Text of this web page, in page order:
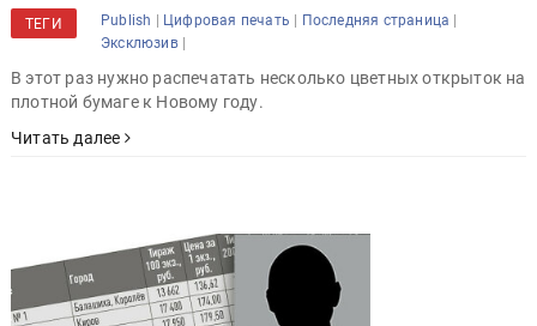
ТЕГИ Publish | Цифровая печать | Последняя страница |
Эксклюзив|
В этот раз нужно распечатать несколько цветных открыток на
плотной бумаге к Новому году.
Читать далее